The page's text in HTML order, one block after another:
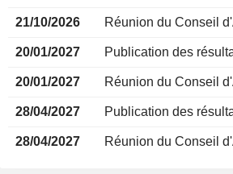
21/10/2026 Réunion du Conseil
20/01/2027 Publication des
20/01/2027 Réunion du Conseil
28/04/2027 Publication des
28/04/2027 Réunion du Conseil